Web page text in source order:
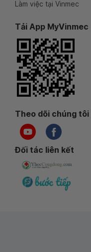
Làm việc tại Vinmec
Tải App MyVinmec
Theo dõi chúng tôi
Đối tác liên kết